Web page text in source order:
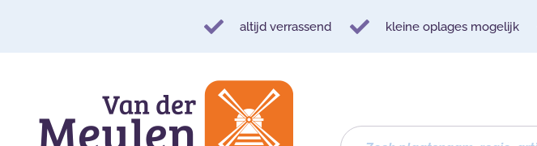
altijd verrassend kleine oplages mogelijk
navigatie
inhoud